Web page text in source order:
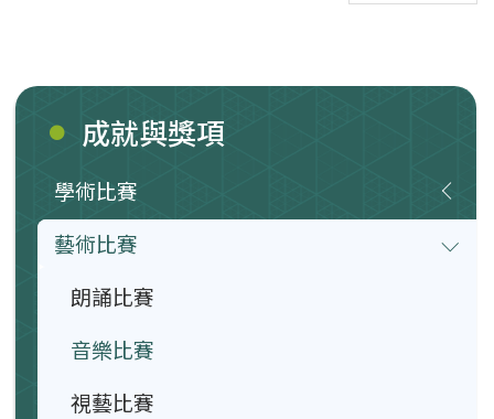
成就與獎項
學術比賽
藝術比賽
朗誦比賽
音樂比賽
視藝比賽